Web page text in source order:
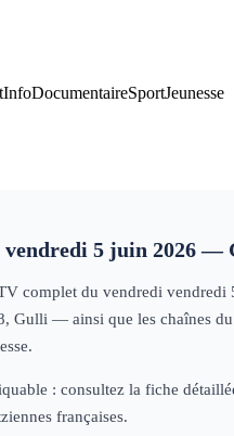
InfoDocumentaireSportJeunesse
vendredi 5 juin 2026—
complet du vendredi vendredi
Gulli — ainsi que les chaînes du
: consultez la fiche
françaises.